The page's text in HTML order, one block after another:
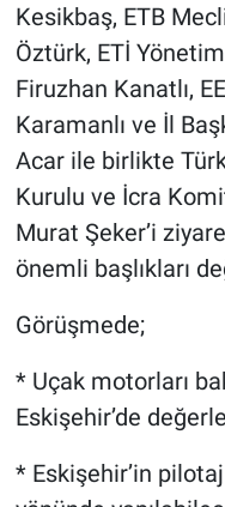
Kesikbaş, ETB
Öztürk, ETİ
Firuzhan Kanatlı,
Karamanlı ve İl
Acar ile birlikte
Kurulu ve İcra
Murat Şeker’i
önemli başlıkları
Görüşmede;
* Uçak motorları
Eskişehir’de
* Eskişehir’in